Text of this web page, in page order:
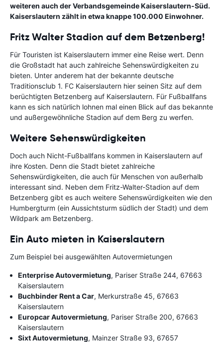
weiteren auch der Verbandsgemeinde Kaiserslautern-Süd.
Kaiserslautern zählt in etwa knappe 100.000 Einwohner.
Fritz Walter Stadion auf dem Betzenberg!
Für Touristen ist Kaiserslautern immer eine Reise wert. Denn
die Großstadt hat auch zahlreiche Sehenswürdigkeiten zu
bieten. Unter anderem hat der bekannte deutsche
Traditionsclub 1. FC Kaiserslautern hier seinen Sitz auf dem
berüchtigten Betzenberg auf Kaiserslautern. Für Fußballfans
kann es sich natürlich lohnen mal einen Blick auf das bekannte
und außergewöhnliche Stadion auf dem Berg zu werfen.
Weitere Sehenswürdigkeiten
Doch auch Nicht-Fußballfans kommen in Kaiserslautern auf
ihre Kosten. Denn die Stadt bietet zahlreiche
Sehenswürdigkeiten, die auch für Menschen von außerhalb
interessant sind. Neben dem Fritz-Walter-Stadion auf dem
Betzenberg gibt es auch weitere Sehenswürdigkeiten wie den
Humbergturm (ein Aussichtsturm südlich der Stadt) und dem
Wildpark am Betzenberg.
Ein Auto mieten in Kaiserslautern
Zum Beispiel bei ausgewählten Autovermietungen
Enterprise Autovermietung, Pariser Straße 244, 67663
Kaiserslautern
Buchbinder Rent a Car, Merkurstraße 45, 67663
Kaiserslautern
Europcar Autovermietung, Pariser Straße 200, 67663
Kaiserslautern
Sixt Autovermietung, Mainzer Straße 93, 67657